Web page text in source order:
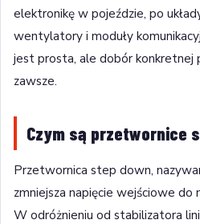
elektronikę w pojeździe, po
wentylatory i moduły
jest prosta, ale dobór konkretnej
zawsze.
Czym są przetwornice
Przetwornica step down,
zmniejsza napięcie wejściowe do
W odróżnieniu od stabilizatora